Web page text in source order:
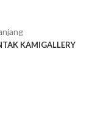
KAMIGALLERY